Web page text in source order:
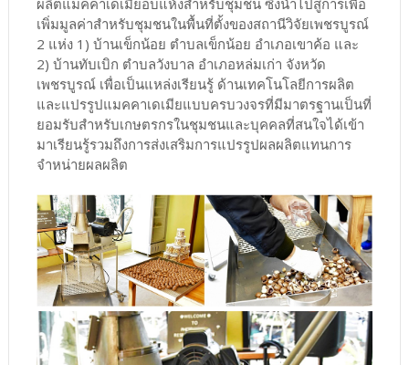
เพิ่มมูลค่าสำหรับชุมชนในพื้นที่ตั้งของสถานีวิจัยเพชรบูรณ์
2 แห่ง 1) บ้านเข็กน้อย ตำบลเข็กน้อย อำเภอเขาค้อ และ
2) บ้านทับเบิก ตำบลวังบาล อำเภอหล่มเก่า จังหวัด
เพชรบูรณ์ เพื่อเป็นแหล่งเรียนรู้ ด้านเทคโนโลยีการผลิต
และแปรรูปแมคคาเดเมียแบบครบวงจรที่มีมาตรฐานเป็นที่
ยอมรับสำหรับเกษตรกรในชุมชนและบุคคลที่สนใจได้เข้า
มาเรียนรู้รวมถึงการส่งเสริมการแปรรูปผลผลิตแทนการ
จำหน่ายผลผลิต